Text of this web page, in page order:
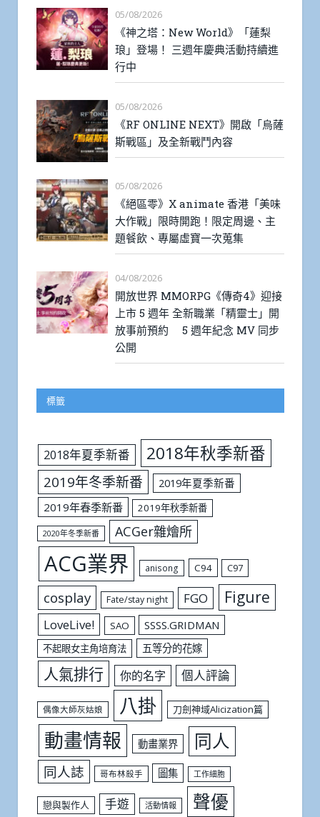
05/08/2026
《神之塔：New World》「蓮梨
琅」登場！ 三週年慶典活動持續進
行中
05/08/2026
《RF ONLINE NEXT》開啟「烏薩
斯戰區」及全新戰鬥內容
05/08/2026
《絕區零》X animate 香港「美味
大作戰」限時開跑！限定周邊、主
題餐飲、專屬虛寶一次蒐集
04/08/2026
開放世界 MMORPG《傳奇4》迎接
上市 5 週年 全新職業「精靈士」開
放事前預約 5 週年紀念 MV 同步
公開
標籤
2018年夏季新番 2018年秋季新番
2019年冬季新番
2019年夏季新番
2019年春季新番
2019年秋季新番
2020年冬季新番 ACGer雜燴所
ACG業界 anisong C94 C97
cosplay Fate/stay night FGO Figure
LoveLive! SAO SSSS.GRIDMAN
不起眼女主角培育法 五等分的花嫁
人氣排行 你的名字 個人評論
偶像大師灰姑娘 八掛 刀劍神域Alicization篇
動畫情報 動畫業界 同人
同人誌 哥布林殺手 圖集 工作細胞
戀與製作人 手遊 活動情報 聲優